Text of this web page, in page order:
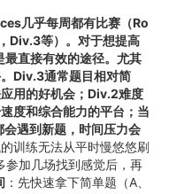
几乎每周都有比赛（Ro
Div.3等）。对于想提高
直接有效的途径。尤其
Div.3通常题目相对简
用的好机会；Div.2难度
度和综合能力的平台；当
遇到新题，时间压力会
的训练无法从平时慢悠悠刷
加几场找到感觉后，再
：先快速拿下简单题（A、